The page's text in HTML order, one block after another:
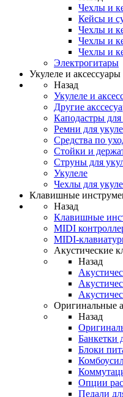
Чехлы и
Кейсы и
Чехлы и
Чехлы и
Чехлы и
Электрогитары
Укулеле и аксессуары
Назад
Укулеле и
Другие
Каподастры для
Ремни для
Средства по
Стойки и
Струны для
Укулеле
Чехлы для
Клавишные
Назад
Клавишные
MIDI
MIDI-
Акустические
Назад
Оригинальные
Назад
Банкетки
Блоки
Опции
Педали